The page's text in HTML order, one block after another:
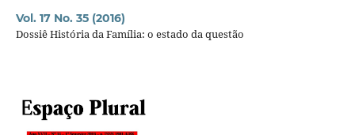
Vol. 17 No. 35 (2016)
Dossiê História da Família: o estado da questão